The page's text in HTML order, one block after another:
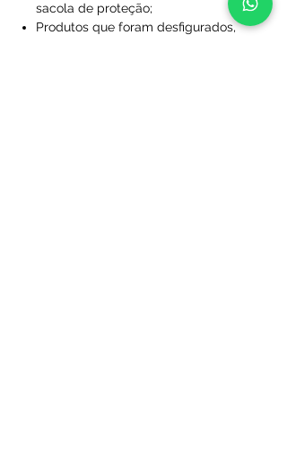
sacola de proteção;
Produtos que foram desfigurados,